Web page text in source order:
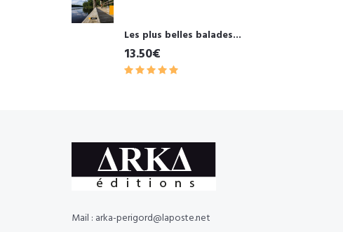
Les plus belles balades...
13.50€
Mail : arka-perigord@laposte.net